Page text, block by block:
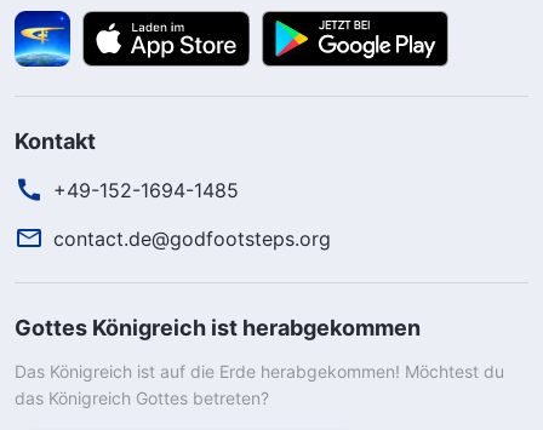
Kontakt
+49-152-1694-1485
contact.de@godfootsteps.org
Gottes Königreich ist herabgekommen
Das Königreich ist auf die Erde herabgekommen! Möchtest du
das Königreich Gottes betreten?